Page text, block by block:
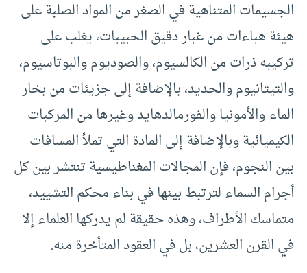
الجسيمات المتناهية في الصغر من المواد الصلبة على
هيئة هباءات من غبار دقيق الحبيبات، يغلب على
تركيبه ذرات من الكالسيوم، والصوديوم والبوتاسيوم،
والتيتانيوم والحديد، بالإضافة إلى جزيئات من بخار
الماء والأمونيا والفورمالدهايد وغيرها من المركبات
الكيميائية وبالإضافة إلى المادة التي تملأ المسافات
بين النجوم، فإن المجالات المغناطيسية تنتشر بين كل
أجرام السماء لترتبط بينها في بناء محكم التشييد،
متماسك الأطراف، وهذه حقيقة لم يدركها العلماء إلا
في القرن العشرين، بل في العقود المتأخرة منه.